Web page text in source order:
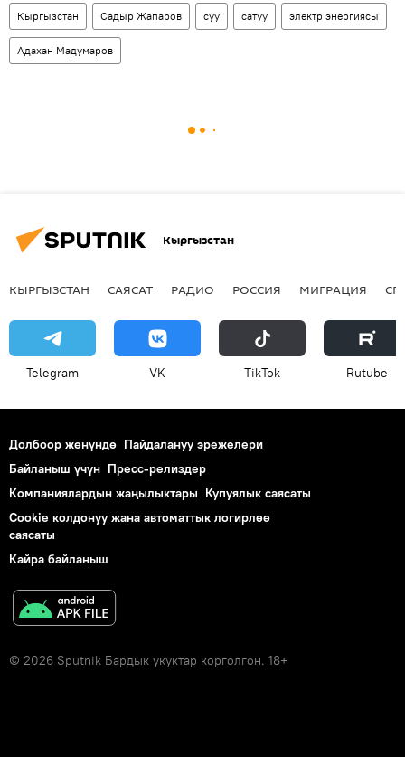
Кыргызстан Садыр Жапаров суу сатуу электр энергиясы
Адахан Мадумаров
Кыргызстан
КЫРГЫЗСТАН САЯСАТ РАДИО РОССИЯ МИГРАЦИЯ
Telegram VK ТikТоk Rutube
Долбоор жөнүндө Пайдалануу эрежелери
Байланыш үчүн Пресс-релиздер
Компаниялардын жаңылыктары Купуялык саясаты
Cookie колдонуу жана автоматтык логирлөө
саясаты
Кайра байланыш
© 2026 Sputnik Бардык укуктар корголгон. 18+